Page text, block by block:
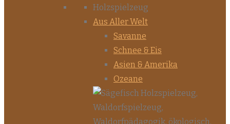
Aus Aller Welt
Savanne
Schnee & Eis
Asien & Amerika
Ozeane